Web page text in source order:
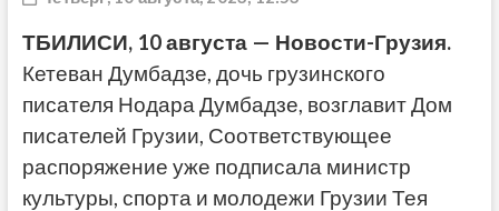
ТБИЛИСИ, 10 августа — Новости-Грузия.
Кетеван Думбадзе, дочь грузинского
писателя Нодара Думбадзе, возглавит Дом
писателей Грузии, Соответствующее
распоряжение уже подписала министр
культуры, спорта и молодежи Грузии Тея